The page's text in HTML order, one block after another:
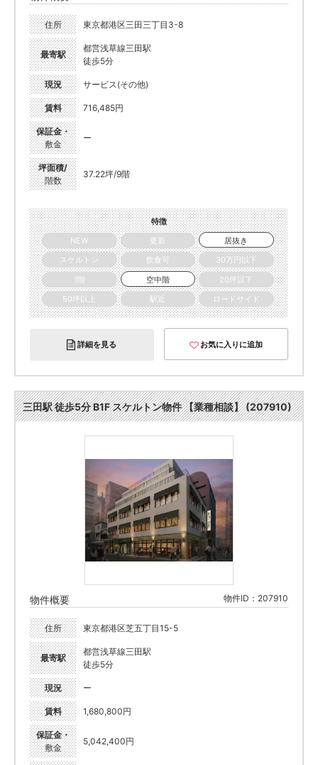
住所 東京都港区三田三丁目3-8
最寄駅
都営浅草線三田駅
徒歩5分
現況 サービス(その他)
賃料 716,485円
保証金・
敷金
ー
坪面積/
階数
37.22坪/9階
特徴
NEW
更新
居抜き
スケルトン
飲食可
30万円以下
1階
空中階
20坪以下
50坪以上
駅近 ロードサイド
詳細を見る お気に入りに追加
三田駅 徒歩5分 B1F スケルトン物件 【業種相談】 (207910)
物件概要 物件ID：207910
住所 東京都港区芝五丁目15-5
最寄駅
都営浅草線三田駅
徒歩5分
現況 ー
賃料 1,680,800円
保証金・
敷金
5,042,400円